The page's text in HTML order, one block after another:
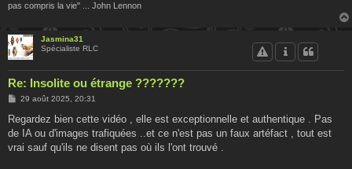
pas compris la vie" ... John Lennon
Jasmina31
Spécialiste RLC
Re: Insolite ou étrange ???????
M
s
a
g
29 août 2025, 20:31
Regardez bien cette vidéo , elle est exceptionnelle et authentique . Pas
de IA ou d'images trafiquées ..et ce n'est pas un faux artéfact , tout est
vrai sauf qu'ils ne disent pas où ils l'ont trouvé .